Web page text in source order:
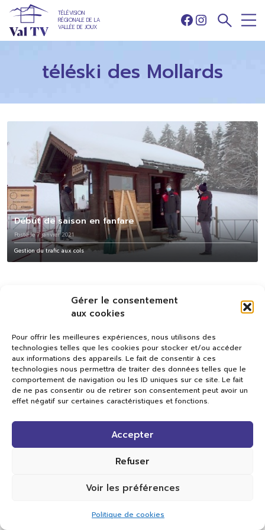
Gérer le consentement
aux cookies
Pour offrir les meilleures expériences, nous utilisons des
technologies telles que les cookies pour stocker et/ou accéder
aux informations des appareils. Le fait de consentir à ces
technologies nous permettra de traiter des données telles que le
comportement de navigation ou les ID uniques sur ce site. Le fait
de ne pas consentir ou de retirer son consentement peut avoir un
effet négatif sur certaines caractéristiques et fonctions.
Accepter
Refuser
Voir les préférences
Politique de cookies
TÉLÉVISION
RÉGIONALE DE LA
VALLÉE DE JOUX
Facebook
Instagram
téléski des Mollards
Début de saison en fanfare
Posté le 7 janvier 2021
Gestion du trafic aux cols
Val TV
Centre de Compétences Médias
Rue du Pont-Neuf 24
Tous droits réservés.
Réalisation Cavin-Baudat Digital Lab